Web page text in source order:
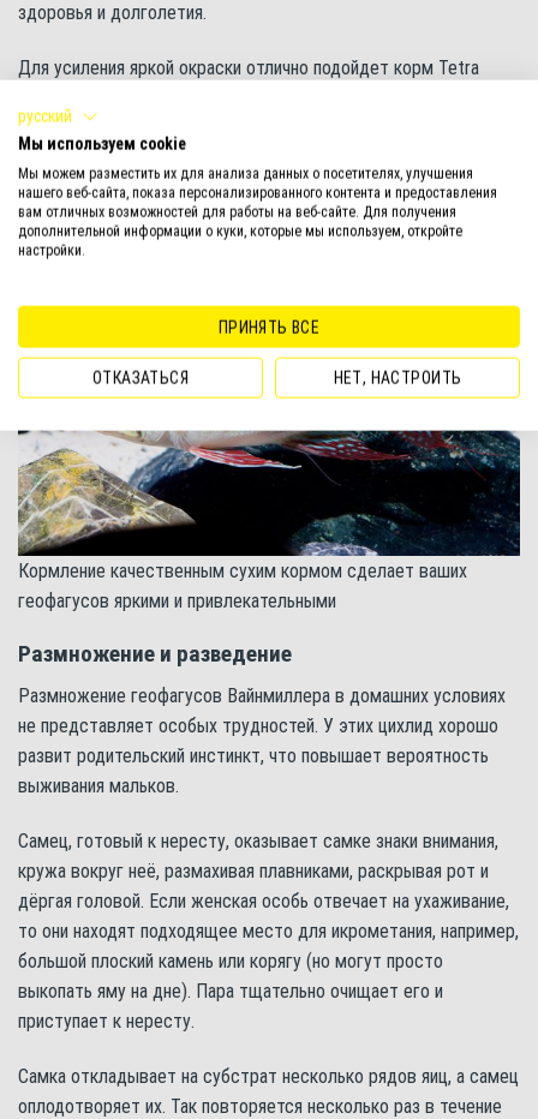
здоровья и долголетия.
Для усиления яркой окраски отлично подойдет корм Tetra
Кормить рыбок лучше понемногу, но часто – три-четыре раза
в день.
Кормление качественным сухим кормом сделает ваших
геофагусов яркими и привлекательными
Размножение и разведение
Размножение геофагусов Вайнмиллера в домашних условиях
не представляет особых трудностей. У этих цихлид хорошо
развит родительский инстинкт, что повышает вероятность
выживания мальков.
Самец, готовый к нересту, оказывает самке знаки внимания,
кружа вокруг неё, размахивая плавниками, раскрывая рот и
дёргая головой. Если женская особь отвечает на ухаживание,
то они находят подходящее место для икрометания, например,
большой плоский камень или корягу (но могут просто
выкопать яму на дне). Пара тщательно очищает его и
приступает к нересту.
Самка откладывает на субстрат несколько рядов яиц, а самец
оплодотворяет их. Так повторяется несколько раз в течение
русский
Мы используем cookie
Мы можем разместить их для анализа данных о посетителях, улучшения
нашего веб-сайта, показа персонализированного контента и предоставления
вам отличных возможностей для работы на веб-сайте. Для получения
дополнительной информации о куки, которые мы используем, откройте
настройки.
ПРИНЯТЬ ВСЕ
ОТКАЗАТЬСЯ НЕТ, НАСТРОИТЬ